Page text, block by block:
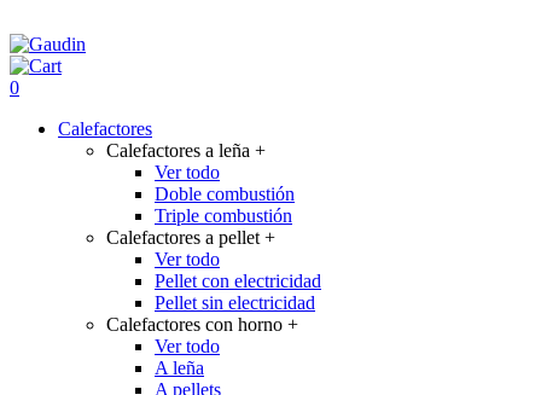
0
Calefactores
Calefactores a leña +
Ver todo
Doble combustión
Triple combustión
Calefactores a pellet +
Ver todo
Pellet con electricidad
Pellet sin electricidad
Calefactores con horno +
Ver todo
A leña
A pellets